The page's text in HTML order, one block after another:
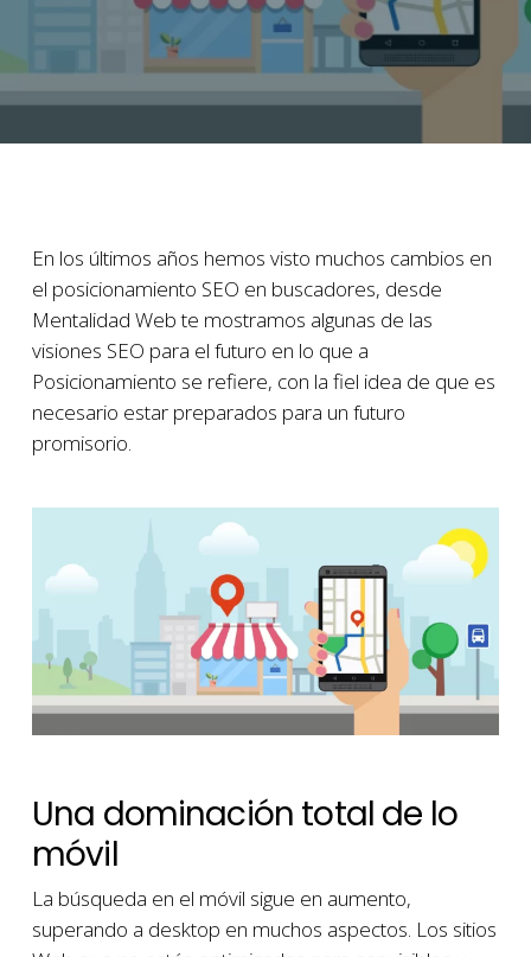
En los últimos años hemos visto muchos cambios en
el posicionamiento SEO en buscadores, desde
Mentalidad Web te mostramos algunas de las
visiones SEO para el futuro en lo que a
Posicionamiento se refiere, con la fiel idea de que es
necesario estar preparados para un futuro
promisorio.
Una dominación total de lo
móvil
La búsqueda en el móvil sigue en aumento,
superando a desktop en muchos aspectos. Los sitios